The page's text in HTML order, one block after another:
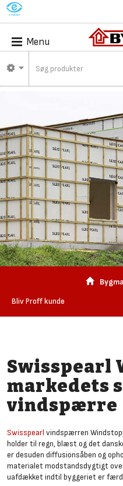
M
Menu
Bliv Proff kunde
Swisspearl
markedets
vindspærre
Swisspearl vindspærren
holder til regn, blæst og det
er desuden diffusionsåben og
materialet modstandsdygtigt
uafdækket indtil byggeriet er